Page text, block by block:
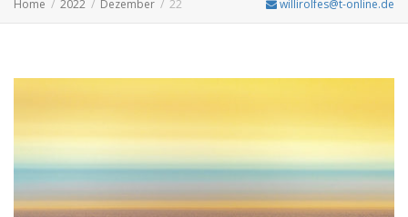
Home 2022 Dezember 22 willirolfes@t-online.de